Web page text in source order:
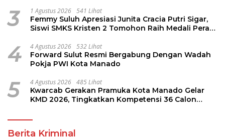
3 1 Agustus 2026 541 Lihat
Femmy Suluh Apresiasi Junita Cracia Putri Sigar,
Siswi SMKS Kristen 2 Tomohon Raih Medali Perak
4 4 Agustus 2026 532 Lihat
Forward Sulut Resmi Bergabung Dengan Wadah
Pokja PWI Kota Manado
5 4 Agustus 2026 485 Lihat
Kwarcab Gerakan Pramuka Kota Manado Gelar
KMD 2026, Tingkatkan Kompetensi 36 Calon
Berita Kriminal